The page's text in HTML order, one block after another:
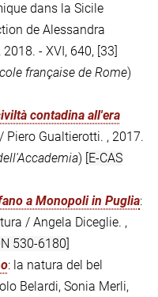
dans la Sicile
de Alessandra
- XVI, 640, [33]
française de Rome)
contadina all'era
/ Piero Gualtierotti. , 2017.
) [E-CAS
a Monopoli in Puglia:
/ Angela Diceglie. ,
530-6180]
: la natura del bel
Belardi, Sonia Merli,